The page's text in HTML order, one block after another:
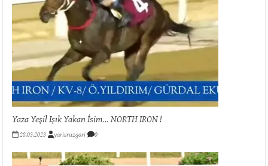
Yaza Yeşil Işık Yakan İsim… NORTH IRON !
28.03.2023 yarisruzgari 0